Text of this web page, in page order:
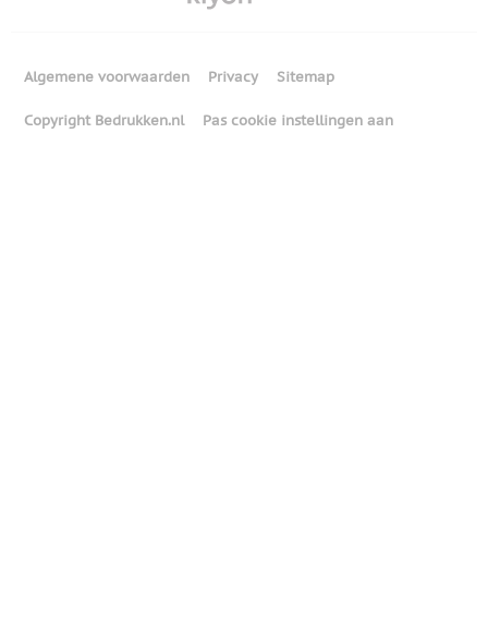
Algemene voorwaarden Privacy Sitemap
Copyright Bedrukken.nl Pas cookie instellingen aan